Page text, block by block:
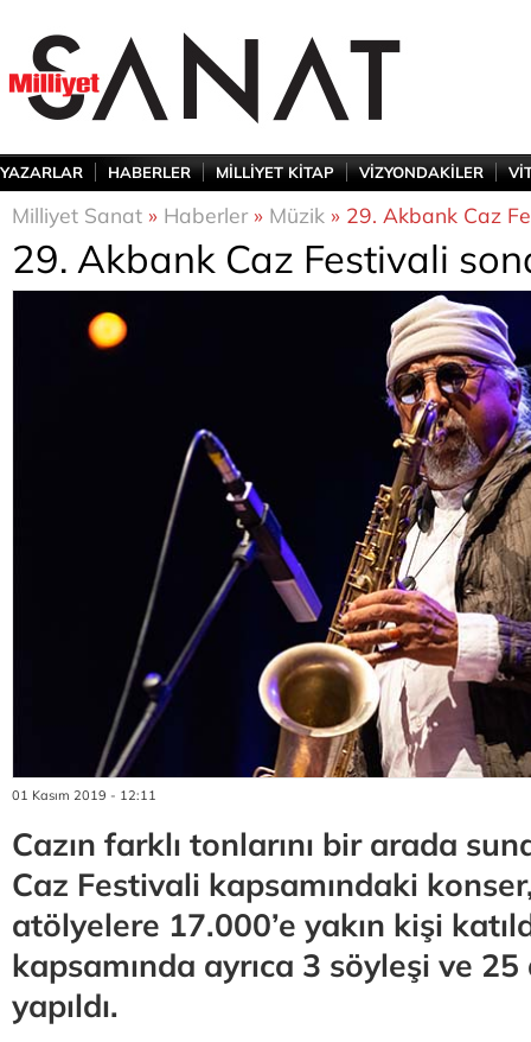
YAZARLAR HABERLER MİLLİYET KİTAP VİZYONDAKİLER
Milliyet Sanat » Haberler» Müzik » 29. Akbank Caz
29. Akbank Caz Festivali
01 Kasım 2019 - 12:11
Cazın farklı tonlarını bir arada
Caz Festivali kapsamındaki
atölyelere 17.000’e yakın kişi
kapsamında ayrıca 3 söyleşi ve 25
yapıldı.